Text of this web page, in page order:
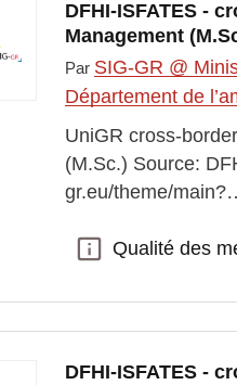
DFHI-ISFATES -
Management
Par SIG-GR @
Département de
UniGR cross-
(M.Sc.) Source:
gr.eu/theme/
Qualité des
Qualité des
DFHI-ISFATES -